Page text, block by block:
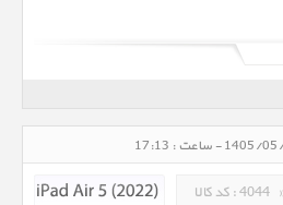
کد کالا : 4044 »